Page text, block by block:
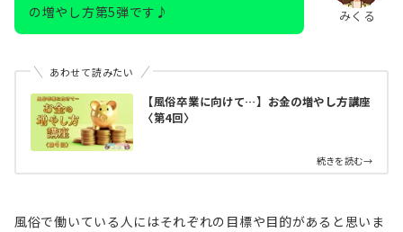
みくる
の増やし方第5弾です♪
あわせて読みたい
【風俗卒業に向けて…】お金の増やし方講座
〈第4回〉
続きを読む→
風俗で働いている人にはそれぞれの目標や目的があると思いま